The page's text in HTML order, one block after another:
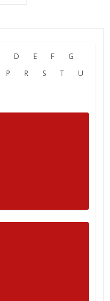
D E F
G
P R S T
U